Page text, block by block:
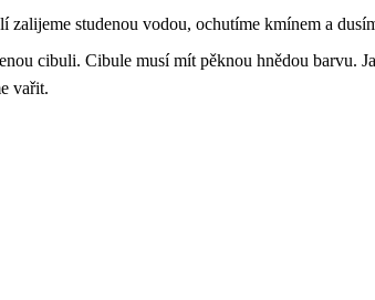
zalijeme studenou vodou, ochutíme kmínem a
cibuli. Cibule musí mít pěknou hnědou barvu.
vařit.